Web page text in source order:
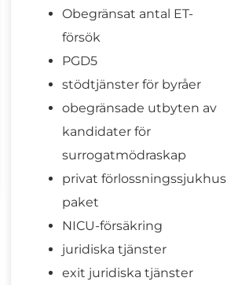
Obegränsat antal ET-
försök
PGD5
stödtjänster för byråer
obegränsade utbyten av
kandidater för
surrogatmödraskap
privat förlossningssjukhus
paket
NICU-försäkring
juridiska tjänster
exit juridiska tjänster